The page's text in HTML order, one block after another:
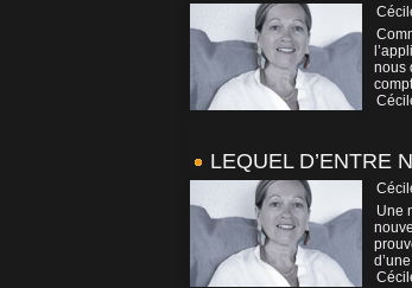
nous
LEQUEL D’ENTRE
Une